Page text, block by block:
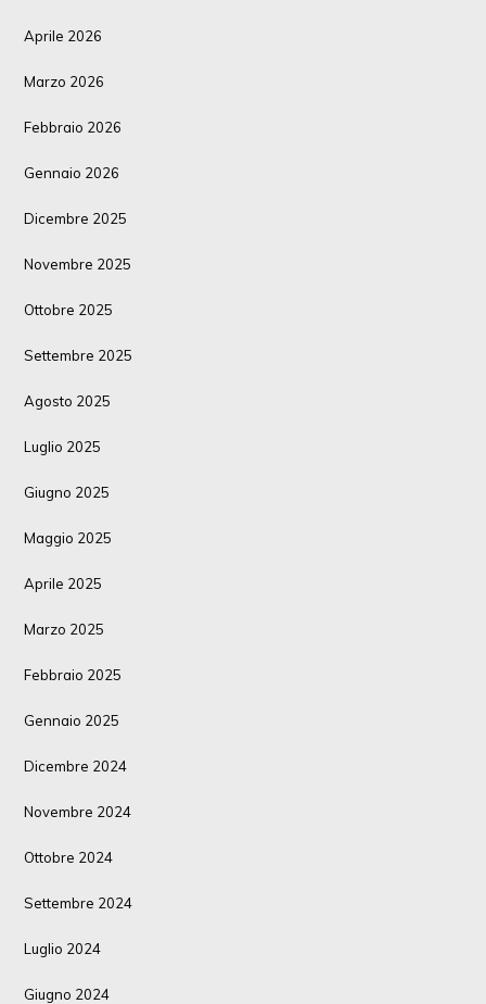
Aprile 2026
Marzo 2026
Febbraio 2026
Gennaio 2026
Dicembre 2025
Novembre 2025
Ottobre 2025
Settembre 2025
Agosto 2025
Luglio 2025
Giugno 2025
Maggio 2025
Aprile 2025
Marzo 2025
Febbraio 2025
Gennaio 2025
Dicembre 2024
Novembre 2024
Ottobre 2024
Settembre 2024
Luglio 2024
Giugno 2024